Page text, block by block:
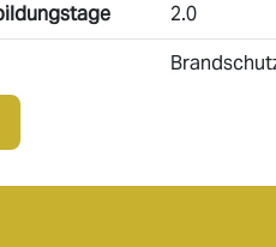
2.0